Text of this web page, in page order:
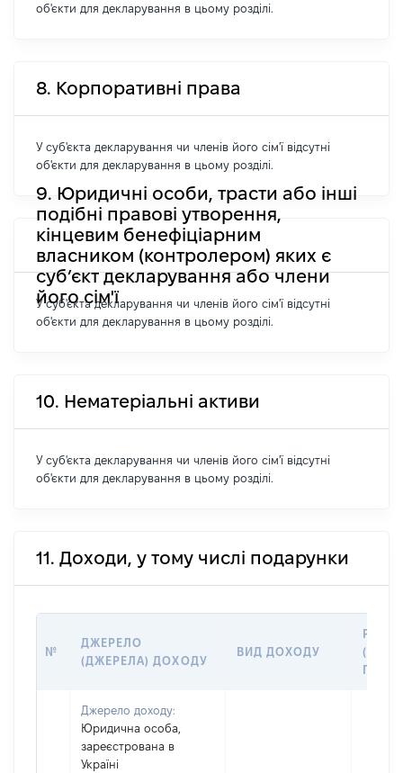
об'єкти для декларування в цьому розділі.
8. Корпоративні права
У суб'єкта декларування чи членів його сім'ї відсутні
об'єкти для декларування в цьому розділі.
9. Юридичні особи, трасти або інші
подібні правові утворення,
кінцевим бенефіціарним
власником (контролером) яких є
суб’єкт декларування або члени
його сім'ї
У суб'єкта декларування чи членів його сім'ї відсутні
об'єкти для декларування в цьому розділі.
10. Нематеріальні активи
У суб'єкта декларування чи членів його сім'ї відсутні
об'єкти для декларування в цьому розділі.
11. Доходи, у тому числі подарунки
№
ДЖЕРЕЛО
(ДЖЕРЕЛА) ДОХОДУ
ВИД ДОХОДУ
ГРН
Джерело доходу:
Юридична особа,
зареєстрована в
Україні